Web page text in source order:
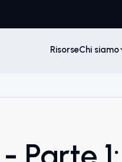
RisorseChi siamo